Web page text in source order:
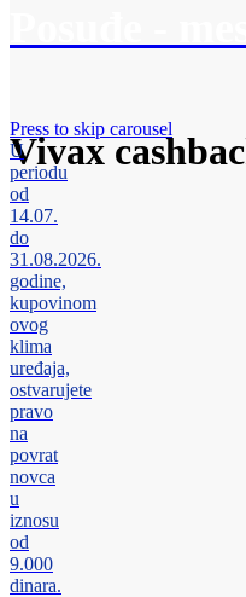
Vivax
Press to skip carousel
U
periodu
od
14.07.
do
31.08.2026.
godine,
kupovinom
ovog
klima
uređaja,
ostvarujete
pravo
na
povrat
novca
u
iznosu
od
9.000
dinara.